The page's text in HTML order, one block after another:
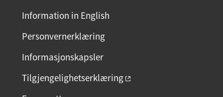
Information in English
Personvernerklæring
Informasjonskapsler
Tilgjengelighetserklæring